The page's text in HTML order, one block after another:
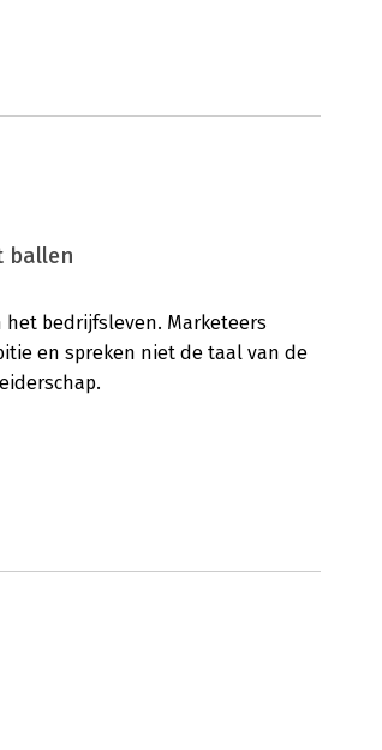
ballen
bedrijfsleven. Marketeers
en spreken niet de taal van de
organisaties moeten